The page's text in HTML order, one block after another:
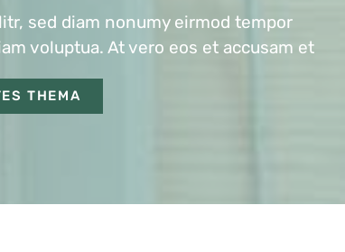
sed diam nonumy eirmod tempor
voluptua. At vero eos et accusam et
THEMA